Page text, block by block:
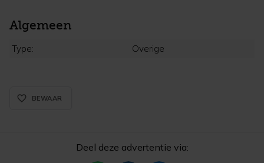
Algemeen
Type: Overige
favorite_border_rounded
BEWAAR
Deel deze advertentie via: